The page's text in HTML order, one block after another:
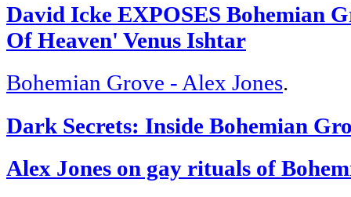
David Icke EXPOSES Bohemian
Of Heaven' Venus Ishtar
Bohemian Grove - Alex Jones.
Dark Secrets: Inside Bohemian
Alex Jones on gay rituals of